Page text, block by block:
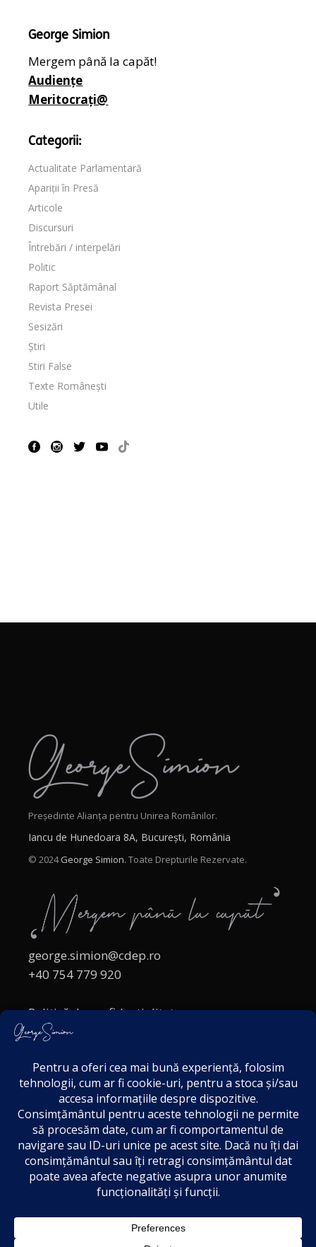
George Simion
Mergem până la capăt!
Audiențe
Meritocrați@
Categorii:
Actualitate Parlamentară
Apariții în Presă
Articole
Discursuri
Întrebări / interpelări
Politic
Raport Săptămânal
Revista Presei
Sesizări
Știri
Stiri False
Texte Românești
Utile
Președinte Alianța pentru Unirea Românilor.
Iancu de Hunedoara 8A, București, România
© 2024George Simion. Toate Drepturile Rezervate.
george.simion@cdep.ro
+40 754 779 920
Politică de confidențialitate
Politica cookies
Acordul de markting
Disclaimer